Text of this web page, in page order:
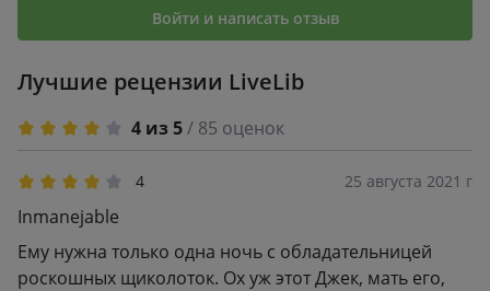
Войти и написать отзыв
Лучшие рецензии LiveLib
4 из 5/ 85 оценок
4 25 августа 2021 г
Inmanejable
Ему нужна только одна ночь с обладательницей
роскошных щиколоток. Ох уж этот Джек, мать его,